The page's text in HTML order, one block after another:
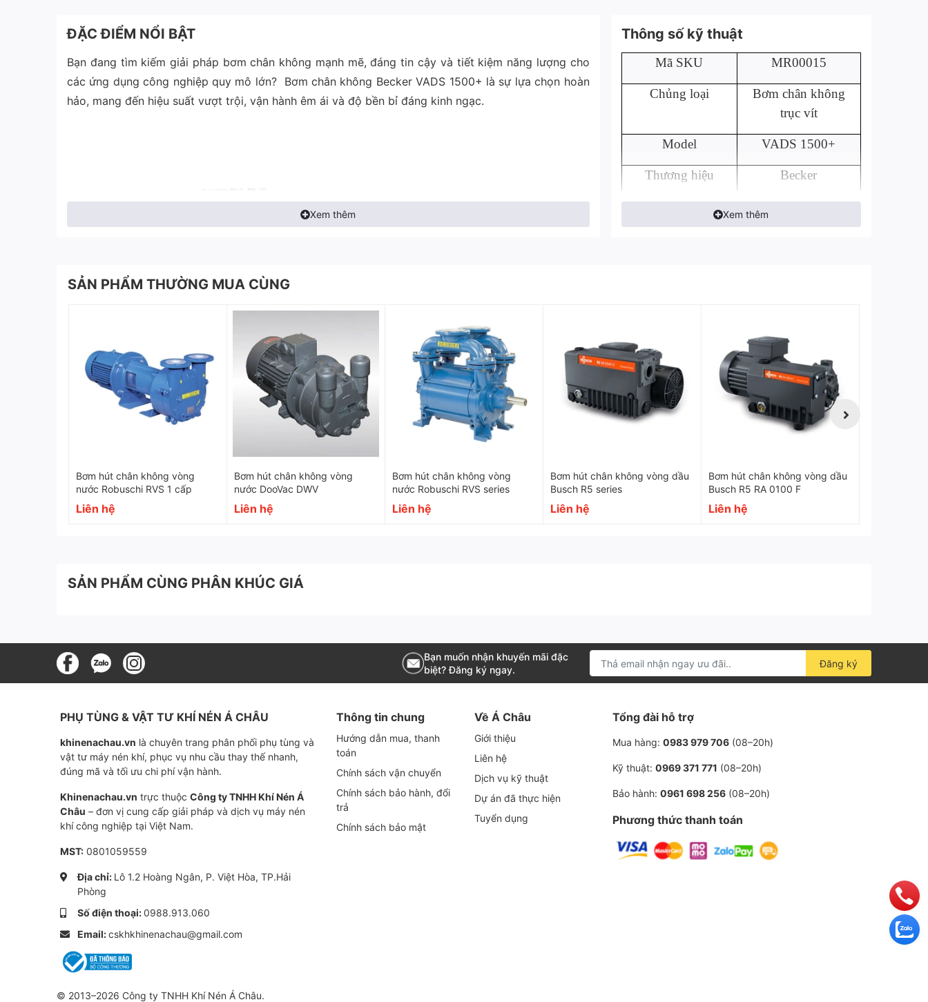
ĐẶC ĐIỂM NỔI BẬT
Bạn đang tìm kiếm giải pháp bơm chân không mạnh mẽ, đáng tin cậy và tiết kiệm năng lượng cho
các ứng dụng công nghiệp quy mô lớn? Bơm chân không Becker VADS 1500+ là sự lựa chọn hoàn
hảo, mang đến hiệu suất vượt trội, vận hành êm ái và độ bền bỉ đáng kinh ngạc.
Becker VADS 1500+ - Giải pháp chân không tối ưu cho công
suất lớn
Bơm chân không Becker VADS 1500+ là máy bơm trục vít khô, được thiết kế để tạo ra chân không
cao trong các ứng dụng công nghiệp nặng. Với công nghệ tiên tiến từ Đức, VADS 1500+ mang đến
hiệu quả vượt trội, tiết kiệm năng lượng và thân thiện với môi trường.
Những ưu điểm nổi bật của Becker VADS 1500+
(5.9 in.Hg), đáp ứng nhu cầu của các ứng dụng công nghiệp quy mô lớn, đòi hỏi công suất
Không tiếp xúc: Cánh quạt quay nhanh mà không tiếp xúc với vỏ, loại bỏ ma sát và mài
mòn, giúp máy bơm không cần bảo dưỡng.
Xem thêm
Thông số kỹ thuật
Mã SKU MR00015
Chủng loại
Bơm chân không
trục vít
Model VADS 1500+
Thương hiệu Becker
Xuất xứ Đức
Xem thêm
SẢN PHẨM THƯỜNG MUA CÙNG
Bơm hút chân không vòng
nước Robuschi RVS 1 cấp
Liên hệ
Bơm hút chân không vòng
nước DooVac DWV
Liên hệ
Bơm hút chân không vòng
nước Robuschi RVS series
Liên hệ
Bơm hút chân không vòng dầu
Busch R5 series
Liên hệ
Bơm hút chân không vòng dầu
Busch R5 RA 0100 F
Liên hệ
SẢN PHẨM CÙNG PHÂN KHÚC GIÁ
Bạn muốn nhận khuyến mãi đặc
biệt? Đăng ký ngay.
Đăng ký
PHỤ TÙNG & VẬT TƯ KHÍ NÉN Á CHÂU
khinenachau.vn là chuyên trang phân phối phụ tùng và
vật tư máy nén khí, phục vụ nhu cầu thay thế nhanh,
đúng mã và tối ưu chi phí vận hành.
Khinenachau.vn trực thuộc Công ty TNHH Khí Nén Á
Châu – đơn vị cung cấp giải pháp và dịch vụ máy nén
khí công nghiệp tại Việt Nam.
MST: 0801059559
Địa chỉ: Lô 1.2 Hoàng Ngân, P. Việt Hòa, TP.Hải
Phòng
Số điện thoại:0988.913.060
Email:cskhkhinenachau@gmail.com
Thông tin chung
Hướng dẫn mua, thanh
toán
Chính sách vận chuyển
Chính sách bảo hành, đổi
trả
Chính sách bảo mật
Về Á Châu
Giới thiệu
Liên hệ
Dịch vụ kỹ thuật
Dự án đã thực hiện
Tuyển dụng
Tổng đài hỗ trợ
Mua hàng: 0983 979 706 (08–20h)
Kỹ thuật: 0969 371 771 (08–20h)
Bảo hành: 0961 698 256 (08–20h)
Phương thức thanh toán
© 2013–2026 Công ty TNHH Khí Nén Á Châu.